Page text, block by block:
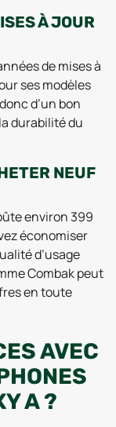
À JOUR
de mises à
ses modèles
d’un bon
durabilité du
NEUF
environ 399
économiser
d’usage
Combak peut
en toute
AVEC
A ?